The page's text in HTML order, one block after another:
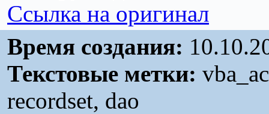
Ссылка на оригинал
Время создания:
Текстовые метки:
recordset, dao